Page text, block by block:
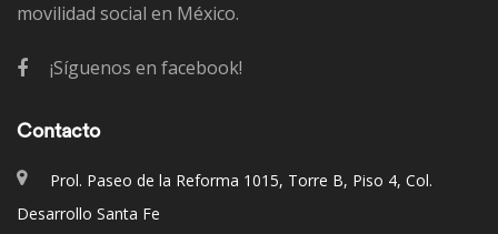
movilidad social en México.
¡Síguenos en facebook!
Contacto
Prol. Paseo de la Reforma 1015, Torre B, Piso 4, Col.
Desarrollo Santa Fe